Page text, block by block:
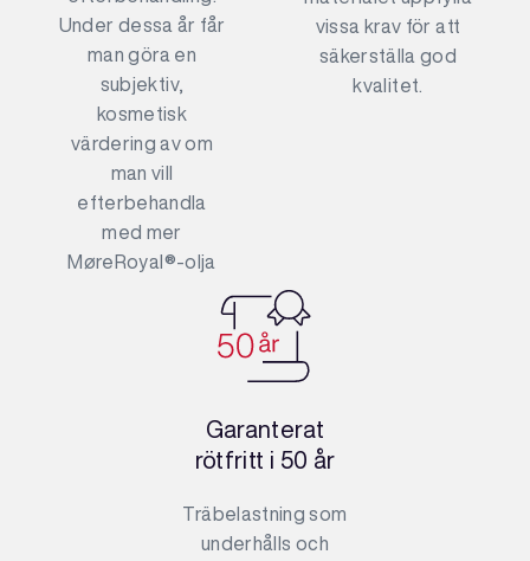
Under dessa år får
man göra en
subjektiv,
kosmetisk
värdering av om
man vill
efterbehandla
med mer
MøreRoyal®-olja
vissa krav för att
säkerställa god
kvalitet.
Garanterat
rötfritt i 50 år
Träbelastning som
underhålls och